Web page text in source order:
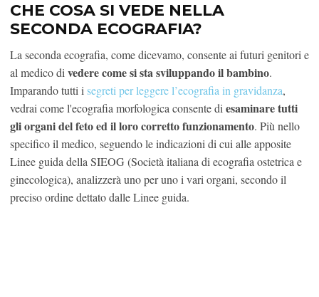
CHE COSA SI VEDE NELLA
SECONDA ECOGRAFIA?
La seconda ecografia, come dicevamo, consente ai futuri genitori e
al medico di vedere come si sta sviluppando il bambino.
Imparando tutti i segreti per leggere l’ecografia in gravidanza,
vedrai come l'ecografia morfologica consente di esaminare tutti
gli organi del feto ed il loro corretto funzionamento. Più nello
specifico il medico, seguendo le indicazioni di cui alle apposite
Linee guida della SIEOG (Società italiana di ecografia ostetrica e
ginecologica), analizzerà uno per uno i vari organi, secondo il
preciso ordine dettato dalle Linee guida.